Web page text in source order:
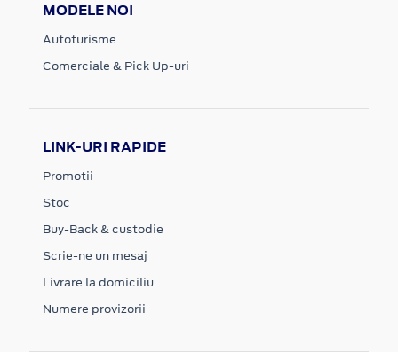
MODELE NOI
Autoturisme
Comerciale & Pick Up-uri
LINK-URI RAPIDE
Promotii
Stoc
Buy-Back & custodie
Scrie-ne un mesaj
Livrare la domiciliu
Numere provizorii